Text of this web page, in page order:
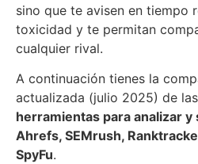
sino que te avisen en tiempo
toxicidad y te permitan
cualquier rival.
A continuación tienes la
actualizada (julio 2025) de las
herramientas para analizar
Ahrefs, SEMrush,
SpyFu.